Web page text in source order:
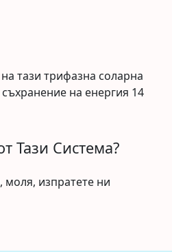
тази трифазна соларна
на енергия 14
Тази Система?
изпратете ни